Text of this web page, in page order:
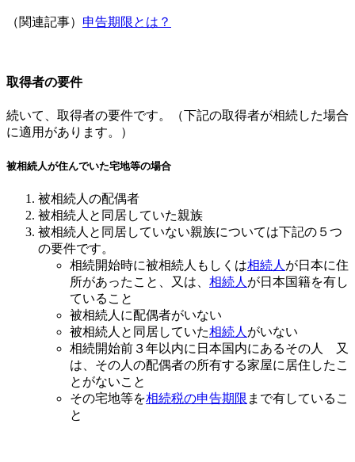
（関連記事） 申告期限とは？
取得者の要件
続いて、取得者の要件です。（下記の取得者が相続した場合
に適用があります。）
被相続人が住んでいた宅地等の場合
被相続人の配偶者
被相続人と同居していた親族
被相続人と同居していない親族については下記の５つ
の要件です。
相続開始時に被相続人もしくは相続人 が日本に住
所があったこと、又は、 相続人 が日本国籍を有し
ていること
被相続人に配偶者がいない
被相続人と同居していた相続人 がいない
相続開始前３年以内に日本国内にあるその人 又
は、その人の配偶者の所有する家屋に居住したこ
とがないこと
その宅地等を相続税の申告期限 まで有しているこ
と